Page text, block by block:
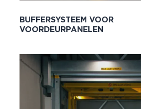
BUFFERSYSTEEM VOOR
VOORDEURPANELEN